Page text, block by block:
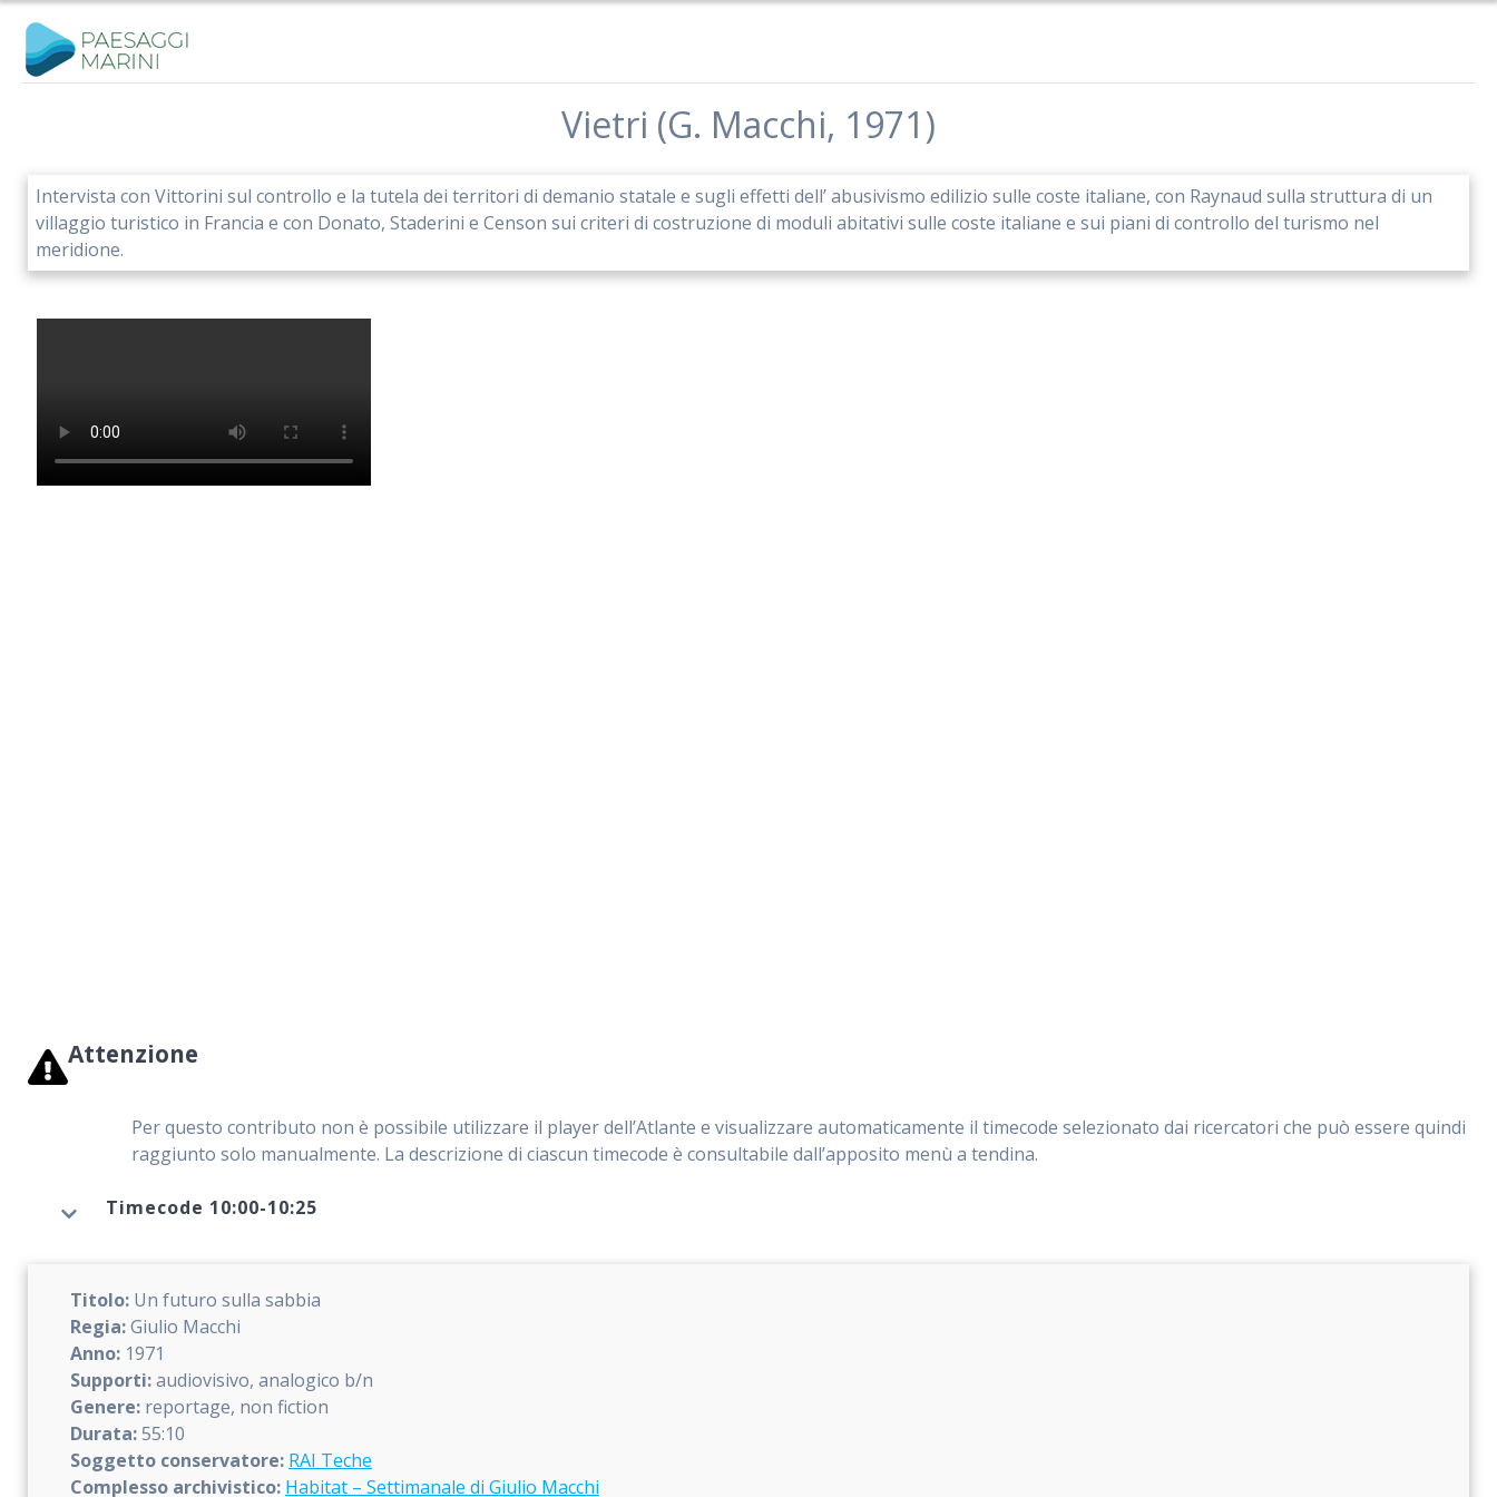
contenuto
Vietri (G. Macchi, 1971)
Intervista con Vittorini sul controllo e la tutela dei territori di demanio statale e sugli effetti dell’ abusivismo edilizio sulle coste italiane, con Raynaud sulla struttura di un
villaggio turistico in Francia e con Donato, Staderini e Censon sui criteri di costruzione di moduli abitativi sulle coste italiane e sui piani di controllo del turismo nel
meridione.
Attenzione
Per questo contributo non è possibile utilizzare il player dell’Atlante e visualizzare automaticamente il timecode selezionato dai ricercatori che può essere quindi
raggiunto solo manualmente. La descrizione di ciascun timecode è consultabile dall’apposito menù a tendina.
Timecode 10:00-10:25
Titolo: Un futuro sulla sabbia
Regia:Giulio Macchi
Anno: 1971
Supporti:audiovisivo, analogico b/n
Genere: reportage, non fiction
Durata:55:10
Soggetto conservatore: RAI Teche
Complesso archivistico: Habitat – Settimanale di Giulio Macchi